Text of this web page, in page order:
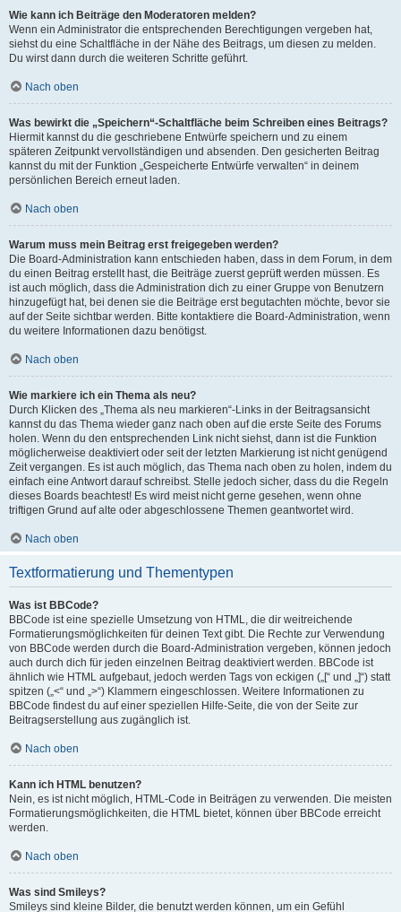
Wie kann ich Beiträge den Moderatoren melden?
Wenn ein Administrator die entsprechenden Berechtigungen vergeben hat,
siehst du eine Schaltfläche in der Nähe des Beitrags, um diesen zu melden.
Du wirst dann durch die weiteren Schritte geführt.
Nach oben
Was bewirkt die „Speichern“-Schaltfläche beim Schreiben eines Beitrags?
Hiermit kannst du die geschriebene Entwürfe speichern und zu einem
späteren Zeitpunkt vervollständigen und absenden. Den gesicherten Beitrag
kannst du mit der Funktion „Gespeicherte Entwürfe verwalten“ in deinem
persönlichen Bereich erneut laden.
Nach oben
Warum muss mein Beitrag erst freigegeben werden?
Die Board-Administration kann entschieden haben, dass in dem Forum, in dem
du einen Beitrag erstellt hast, die Beiträge zuerst geprüft werden müssen. Es
ist auch möglich, dass die Administration dich zu einer Gruppe von Benutzern
hinzugefügt hat, bei denen sie die Beiträge erst begutachten möchte, bevor sie
auf der Seite sichtbar werden. Bitte kontaktiere die Board-Administration, wenn
du weitere Informationen dazu benötigst.
Nach oben
Wie markiere ich ein Thema als neu?
Durch Klicken des „Thema als neu markieren“-Links in der Beitragsansicht
kannst du das Thema wieder ganz nach oben auf die erste Seite des Forums
holen. Wenn du den entsprechenden Link nicht siehst, dann ist die Funktion
möglicherweise deaktiviert oder seit der letzten Markierung ist nicht genügend
Zeit vergangen. Es ist auch möglich, das Thema nach oben zu holen, indem du
einfach eine Antwort darauf schreibst. Stelle jedoch sicher, dass du die Regeln
dieses Boards beachtest! Es wird meist nicht gerne gesehen, wenn ohne
triftigen Grund auf alte oder abgeschlossene Themen geantwortet wird.
Nach oben
Textformatierung und Thementypen
Was ist BBCode?
BBCode ist eine spezielle Umsetzung von HTML, die dir weitreichende
Formatierungsmöglichkeiten für deinen Text gibt. Die Rechte zur Verwendung
von BBCode werden durch die Board-Administration vergeben, können jedoch
auch durch dich für jeden einzelnen Beitrag deaktiviert werden. BBCode ist
ähnlich wie HTML aufgebaut, jedoch werden Tags von eckigen („[“ und „]“) statt
spitzen („<“ und „>“) Klammern eingeschlossen. Weitere Informationen zu
BBCode findest du auf einer speziellen Hilfe-Seite, die von der Seite zur
Beitragserstellung aus zugänglich ist.
Nach oben
Kann ich HTML benutzen?
Nein, es ist nicht möglich, HTML-Code in Beiträgen zu verwenden. Die meisten
Formatierungsmöglichkeiten, die HTML bietet, können über BBCode erreicht
werden.
Nach oben
Was sind Smileys?
Smileys sind kleine Bilder, die benutzt werden können, um ein Gefühl